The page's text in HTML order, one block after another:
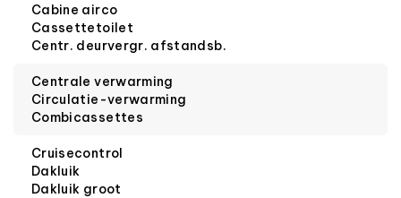
Cabine airco
Cassettetoilet
Centr. deurvergr. afstandsb.
Centrale verwarming
Circulatie-verwarming
Combicassettes
Cruisecontrol
Dakluik
Dakluik groot